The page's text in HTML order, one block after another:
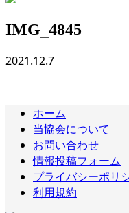
IMG_4845
2021.12.7
ホーム
当協会について
お問い合わせ
情報投稿フォーム
プライバシーポリ
利用規約